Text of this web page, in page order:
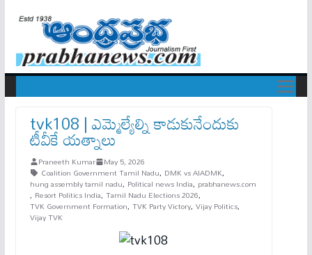
tvk108 | ఎమ్మెల్యేల్ని కాడుకునేందుకు
టీవీకే యత్నాలు
Praneeth Kumar May 5, 2026
Coalition Government Tamil Nadu, DMK vs AIADMK,
hung assembly tamil nadu, Political news India, prabhanews.com
, Resort Politics India, Tamil Nadu Elections 2026,
TVK Government Formation, TVK Party Victory, Vijay Politics,
Vijay TVK